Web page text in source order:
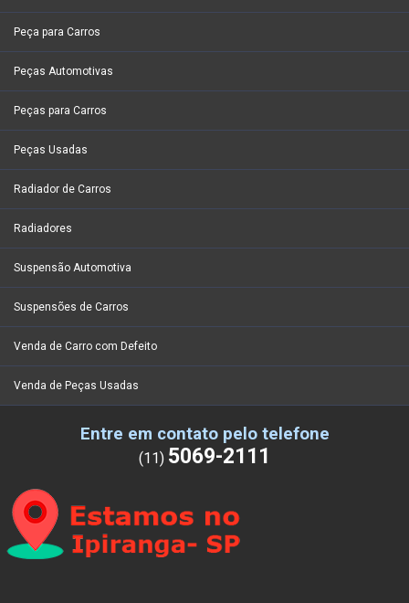
Peça para Carros
Peças Automotivas
Peças para Carros
Peças Usadas
Radiador de Carros
Radiadores
Suspensão Automotiva
Suspensões de Carros
Venda de Carro com Defeito
Venda de Peças Usadas
Entre em contato pelo telefone
(11) 5069-2111